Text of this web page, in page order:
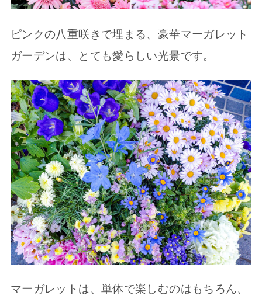
ピンクの八重咲きで埋まる、豪華マーガレット
ガーデンは、とても愛らしい光景です。
マーガレットは、単体で楽しむのはもちろん、